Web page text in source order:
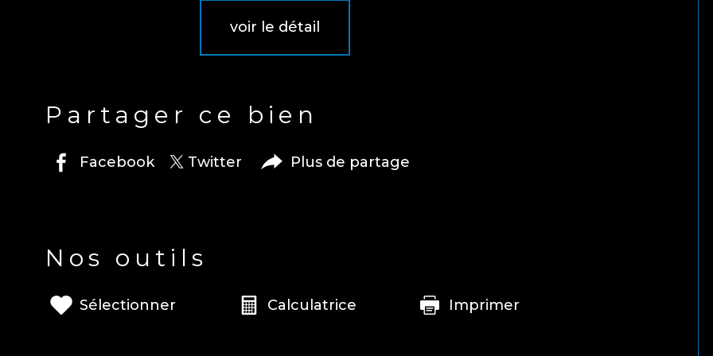
voir le détail
Partager ce bien
facebook twitter plus de partage
Nos outils
sélectionner calculatrice imprimer